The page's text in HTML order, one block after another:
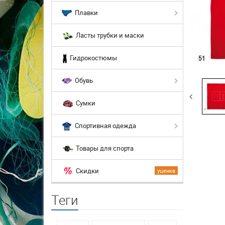
Плавки
Ласты трубки и маски
Гидрокостюмы
Обувь
Сумки
Спортивная одежда
Товары для спорта
уценка
Скидки
Теги